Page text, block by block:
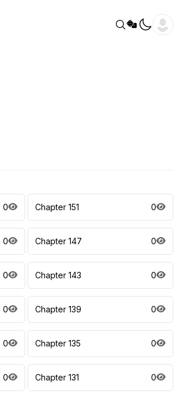
0 Chapter 151 0
0 Chapter 147 0
0 Chapter 143 0
0 Chapter 139 0
0 Chapter 135 0
0 Chapter 131 0